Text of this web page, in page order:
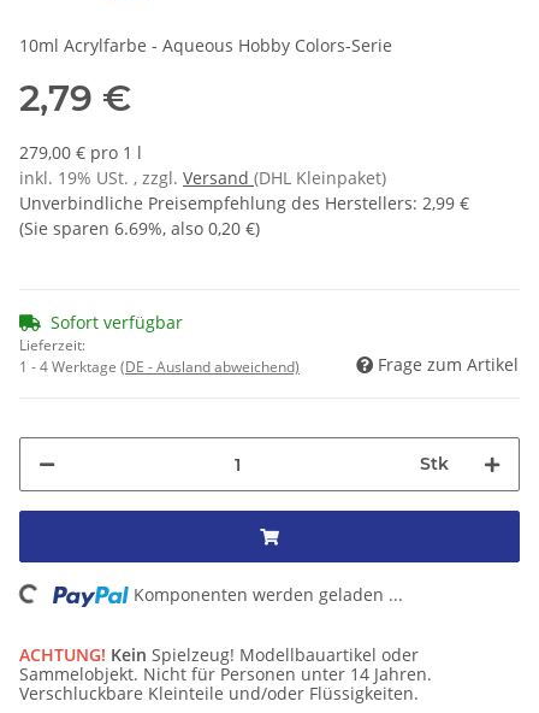
10ml Acrylfarbe - Aqueous Hobby Colors-Serie
2,79 €
279,00 € pro 1 l
inkl. 19% USt. , zzgl. Versand (DHL Kleinpaket)
Unverbindliche Preisempfehlung des Herstellers: 2,99 €
(Sie sparen 6.69%, also 0,20 €)
Sofort verfügbar
Lieferzeit:
1 - 4 Werktage (DE - Ausland abweichend) Frage zum Artikel
Stk
Komponenten werden geladen ...
ACHTUNG! Kein Spielzeug! Modellbauartikel oder
Sammelobjekt. Nicht für Personen unter 14 Jahren.
Verschluckbare Kleinteile und/oder Flüssigkeiten.